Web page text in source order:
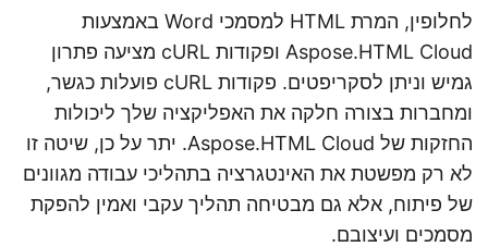
לחלופין, המרת HTML למסמכי Word באמצעות
Aspose.HTML Cloud ופקודות cURL מציעה פתרון
גמיש וניתן לסקריפטים. פקודות cURL פועלות כגשר,
ומחברות בצורה חלקה את האפליקציה שלך ליכולות
החזקות של Aspose.HTML Cloud. יתר על כן, שיטה זו
לא רק מפשטת את האינטגרציה בתהליכי עבודה מגוונים
של פיתוח, אלא גם מבטיחה תהליך עקבי ואמין להפקת
מסמכים ועיצובם.